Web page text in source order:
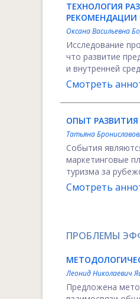
ТЕХНОЛОГИЯ
РЕКОМЕНДАЦИИ
Оксана Васильевна
Исследование
что развитие
и внутренней
Смотреть
ОПЫТ
Татьяна
События
маркетинговые
туризма за
Смотреть
ПРОБЛЕМЫ
Леонид Николаевич
Предложена